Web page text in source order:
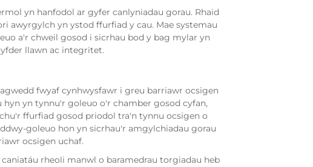
yn hanfodol ar gyfer canlyniadau gorau. Rhaid
awyrgylch yn ystod ffurfiad y cau. Mae systemau
a'r chweil gosod i sicrhau bod y bag mylar yn
llawn ac integritet.
fwyaf cynhwysfawr i greu barriawr ocsigen
yn tynnu'r goleuo o'r chamber gosod cyfan,
ffurfiad gosod priodol tra'n tynnu ocsigen o
goleuo hon yn sicrhau'r amgylchiadau gorau
ocsigen uchaf.
rheoli manwl o baramedrau torgiadau heb